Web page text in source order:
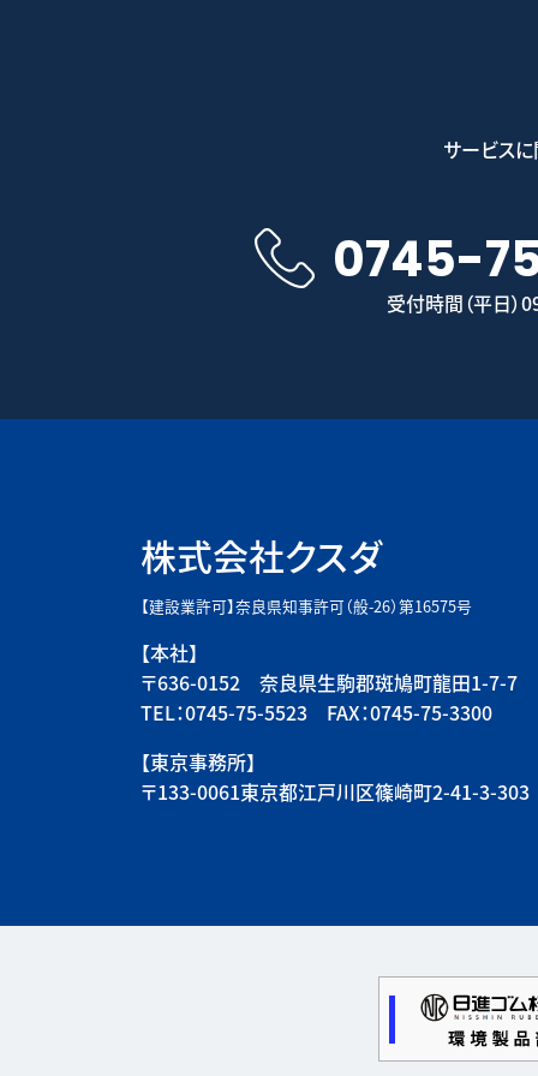
サービス
0745-
受付時間（平日
株式会社クスダ
【建設業許可】奈良県知事許可（般-26）第16575号
【本社】
〒636-0152 奈良県生駒郡斑鳩町龍田1-7-7
TEL：0745-75-5523 FAX：0745-75-3300
【東京事務所】
〒133-0061東京都江戸川区篠崎町2-41-3-303